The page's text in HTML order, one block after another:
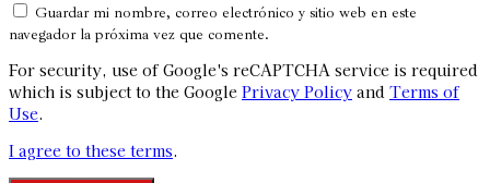
Guardar mi nombre, correo electrónico y sitio web en este
navegador la próxima vez que comente.
For security, use of Google's reCAPTCHA service is required
which is subject to the Google Privacy Policy and Terms of
Use.
I agree to these terms.